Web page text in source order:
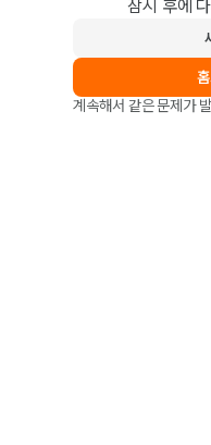
잠시 후에
계속해서 같은 문제가